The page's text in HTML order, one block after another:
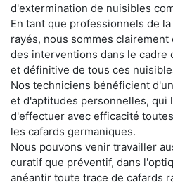
d'extermination de nuisibles
En tant que professionnels de
rayés, nous sommes
des interventions dans le cadre
et définitive de tous ces
Nos techniciens bénéficient
et d'aptitudes personnelles, qui
d'effectuer avec efficacité
les cafards germaniques.
Nous pouvons venir travailler
curatif que préventif, dans
anéantir toute trace de cafards